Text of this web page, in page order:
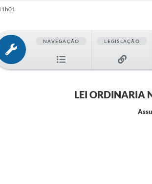
NAVEGAÇÃO LEGISLAÇÃO
LEI ORDINARIA